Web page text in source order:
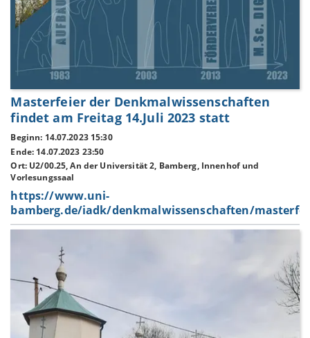
Masterfeier der Denkmalwissenschaften
findet am Freitag 14.Juli 2023 statt
Beginn: 14.07.2023 15:30
Ende: 14.07.2023 23:50
Ort: U2/00.25, An der Universität 2, Bamberg, Innenhof und
Vorlesungssaal
https://www.uni-
bamberg.de/iadk/denkmalwissenschaften/